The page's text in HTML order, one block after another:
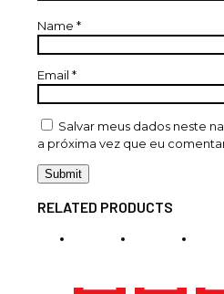
Name *
Email *
Salvar meus dados neste
a próxima vez que eu
RELATED PRODUCTS